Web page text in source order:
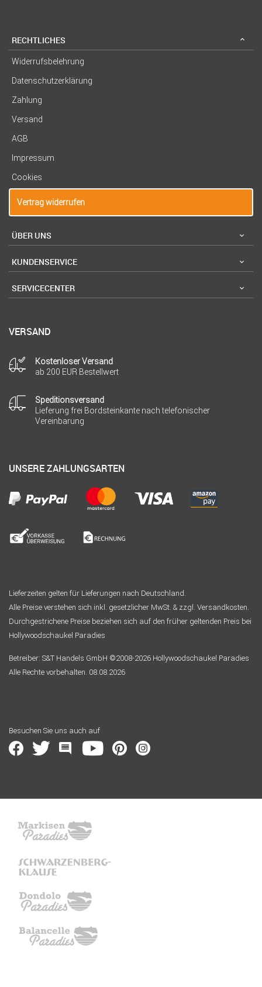
RECHTLICHES
Widerrufsbelehrung
Datenschutzerklärung
Zahlung
Versand
AGB
Impressum
Cookies
Vertrag widerrufen
ÜBER UNS
KUNDENSERVICE
SERVICECENTER
VERSAND
Kostenloser Versand
ab 200 EUR Bestellwert
Speditionsversand
Lieferung frei Bordsteinkante nach telefonischer
Vereinbarung
UNSERE ZAHLUNGSARTEN
Lieferzeiten gelten für Lieferungen nach Deutschland.
Alle Preise verstehen sich inkl. gesetzlicher MwSt. & zzgl. Versandkosten.
Durchgestrichene Preise beziehen sich auf den früher geltenden Preis bei
Hollywoodschaukel Paradies
Betreiber: S&T Handels GmbH ©2008-2026 Hollywoodschaukel Paradies
Alle Rechte vorbehalten. 08.08.2026
Besuchen Sie uns auch auf